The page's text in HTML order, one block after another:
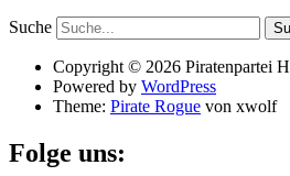
Suche
Copyright © 2026 Piratenpartei
Powered by WordPress
Theme: Pirate Rogue von xwolf
Folge uns: